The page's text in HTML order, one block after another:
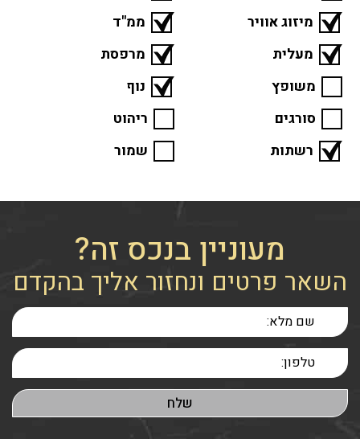
מיזוג אוויר
ממ"ד
מעלית
מרפסת
משופץ
נוף
סורגים
ריהוט
רשתות
שמור
מעוניין בנכס זה?
השאר פרטים ונחזור אליך בהקדם